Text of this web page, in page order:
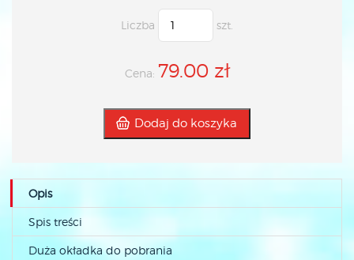
Liczba szt.
Cena: 79.00 zł
Dodaj do koszyka
Opis
Spis treści
Duża okładka do pobrania